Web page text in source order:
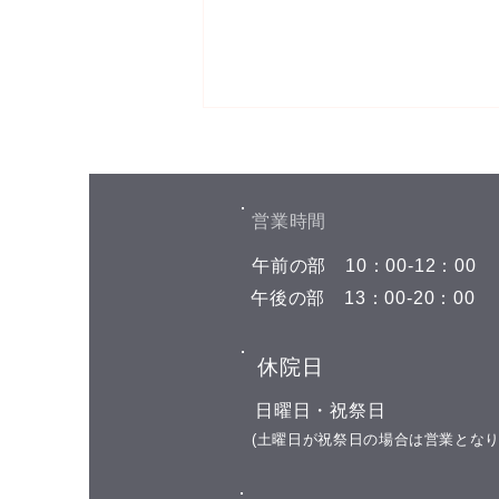
空き状況をお知らせします 8月7
空きがありません 午後の部 空き
がありません 8月8日(土) 午前の
15:00 16:00 17:00 18:00 8月9日
(日) お休み 8月10日(月) 午前の部
11:00 午後の部 お選び頂けます 8
月11日(火) 山の日の祝日 お休み
​営業時間
​午前の部 ​10：00-12：00
​午後の部 ​13：00-20：00
​休院日
​日曜日・祝祭日
​(土曜日が祝祭日の場合は営業とな